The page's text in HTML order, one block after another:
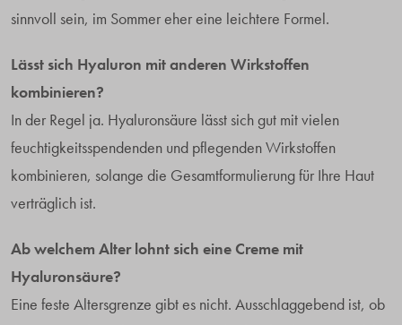
sinnvoll sein, im Sommer eher eine leichtere Formel.
Lässt sich Hyaluron mit anderen Wirkstoffen
kombinieren?
In der Regel ja. Hyaluronsäure lässt sich gut mit vielen
feuchtigkeitsspendenden und pflegenden Wirkstoffen
kombinieren, solange die Gesamtformulierung für Ihre Haut
verträglich ist.
Ab welchem Alter lohnt sich eine Creme mit
Hyaluronsäure?
Eine feste Altersgrenze gibt es nicht. Ausschlaggebend ist, ob